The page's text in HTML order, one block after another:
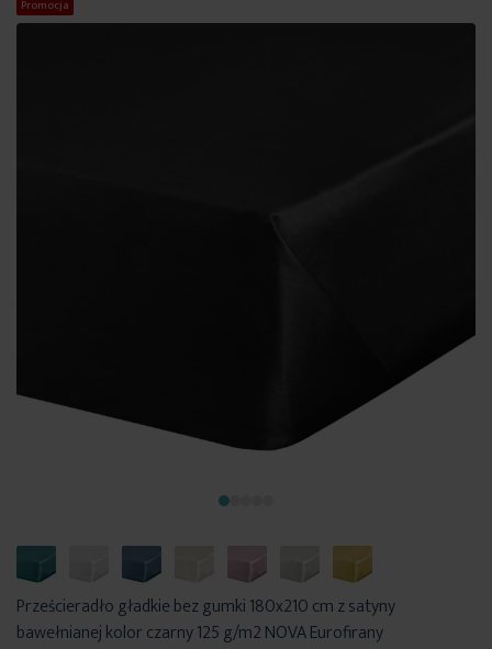
Promocja
Prześcieradło gładkie bez gumki 180x210 cm z satyny
bawełnianej kolor czarny 125 g/m2 NOVA Eurofirany